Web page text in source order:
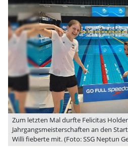
Zum letzten Mal durfte Felicitas
Jahrgangsmeisterschaften an den
Willi fieberte mit. (Foto: SSG Neptun